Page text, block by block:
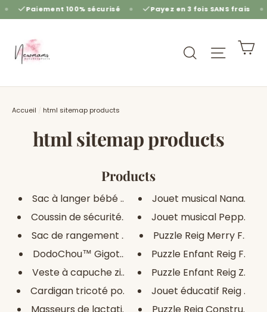
Passer
au
contenu
Paiement 100% sécurisé Payez en 3 fois SANS frais
Rechercher
Accueil / html sitemap products
html sitemap products
Products
Sac à langer bébé avec Lit bab...
Coussin de sécurité pour bébé...
Sac de rangement de couches bé...
DodoChou™ Gigoteuse matelassée...
Veste à capuche zippée
Cardigan tricoté pour bébé
Jouet musical Nana
Jouet musical Peppa
Puzzle Reig Merry
Puzzle Enfant Reig Flash
Puzzle Enfant Reig Zoo
Jouet éducatif Reig Sac